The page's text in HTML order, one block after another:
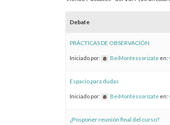
Debate
PRÁCTICAS DE OBSERVACIÓN
Iniciado por: BeiMontessorizate en:
Espacio para dudas
Iniciado por: BeiMontessorizate en:
¿Posponer reunión final del curso?